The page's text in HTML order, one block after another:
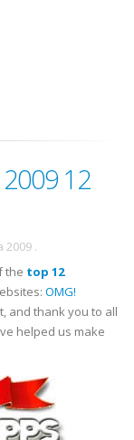
12
2009 .
the top 12
OMG!
and thank you to all
helped us make